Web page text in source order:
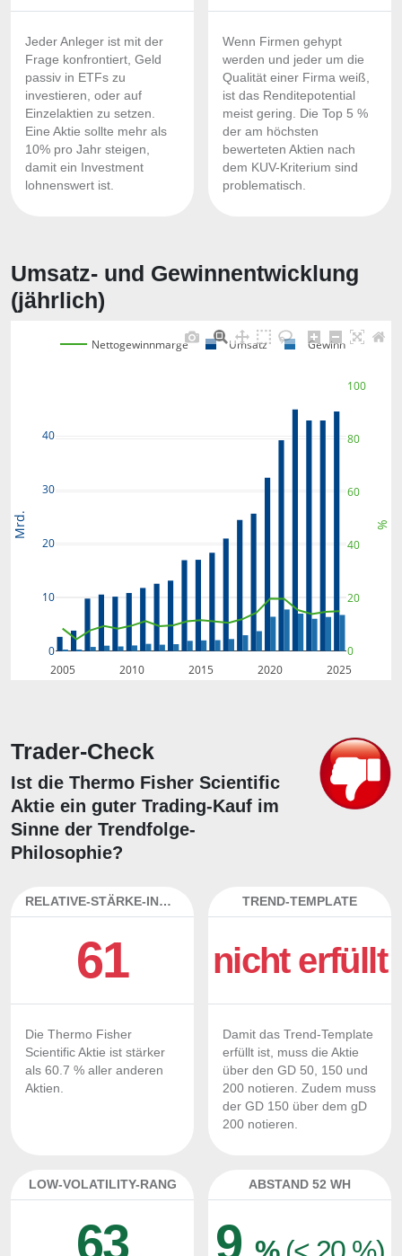
Jeder Anleger ist mit der
Frage konfrontiert, Geld
passiv in ETFs zu
investieren, oder auf
Einzelaktien zu setzen.
Eine Aktie sollte mehr als
10% pro Jahr steigen,
damit ein Investment
lohnenswert ist.
Wenn Firmen gehypt
werden und jeder um die
Qualität einer Firma weiß,
ist das Renditepotential
meist gering. Die Top 5 %
der am höchsten
bewerteten Aktien nach
dem KUV-Kriterium sind
problematisch.
Umsatz- und Gewinnentwicklung
(jährlich)
2005 2010 2015 2020 2025
0
10
20
30
40
0
20
40
60
80
100
Nettogewinnmarge Umsatz Gewinn
Mrd. %
Trader-Check
Ist die Thermo Fisher Scientific
Aktie ein guter Trading-Kauf im
Sinne der Trendfolge-
Philosophie?
RELATIVE-STÄRKE-INDEX
61
Die Thermo Fisher
Scientific Aktie ist stärker
als 60.7 % aller anderen
Aktien.
TREND-TEMPLATE
nicht erfüllt
Damit das Trend-Template
erfüllt ist, muss die Aktie
über den GD 50, 150 und
200 notieren. Zudem muss
der GD 150 über dem gD
200 notieren.
LOW-VOLATILITY-RANG
63
ABSTAND 52 WH
9